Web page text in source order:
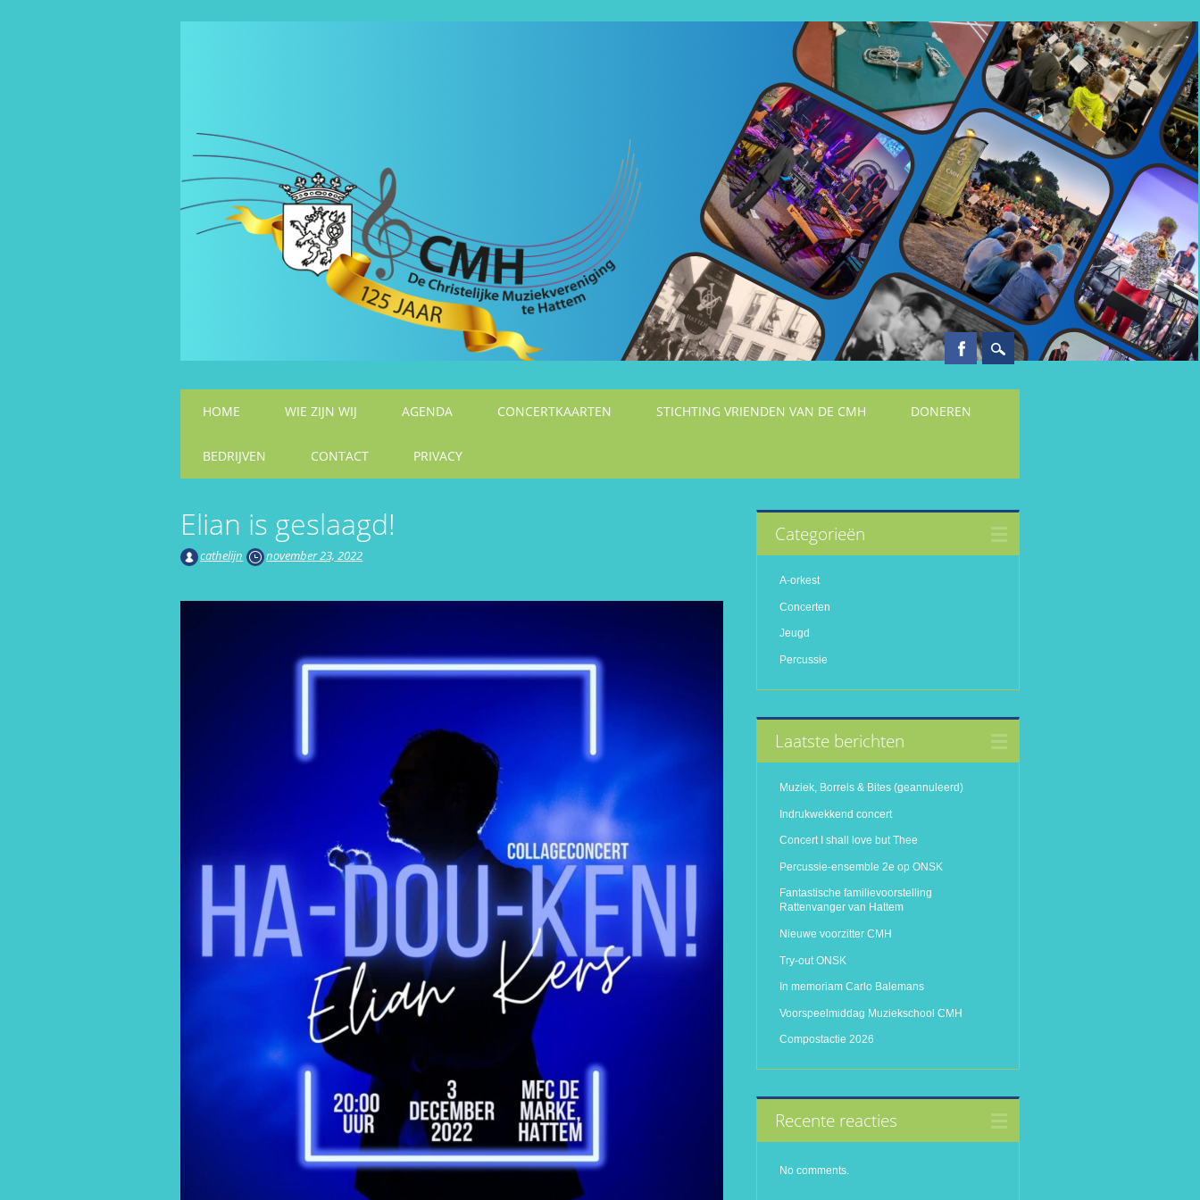
Hoofdmenu
naar
HOME WIE ZIJN WIJ AGENDA CONCERTKAARTEN STICHTING VRIENDEN VAN DE CMH DONEREN
BEDRIJVEN CONTACT PRIVACY
Elian is geslaagd!
cathelijn november 23, 2022
Categorieën
A-orkest
Concerten
Jeugd
Percussie
Laatste berichten
Muziek, Borrels & Bites (geannuleerd)
Indrukwekkend concert
Concert I shall love but Thee
Percussie-ensemble 2e op ONSK
Fantastische familievoorstelling
Rattenvanger van Hattem
Nieuwe voorzitter CMH
Try-out ONSK
In memoriam Carlo Balemans
Voorspeelmiddag Muziekschool CMH
Compostactie 2026
Recente reacties
No comments.